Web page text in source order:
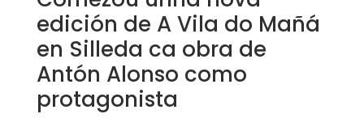
edición de A Vila do Mañá
en Silleda ca obra de
Antón Alonso como
protagonista